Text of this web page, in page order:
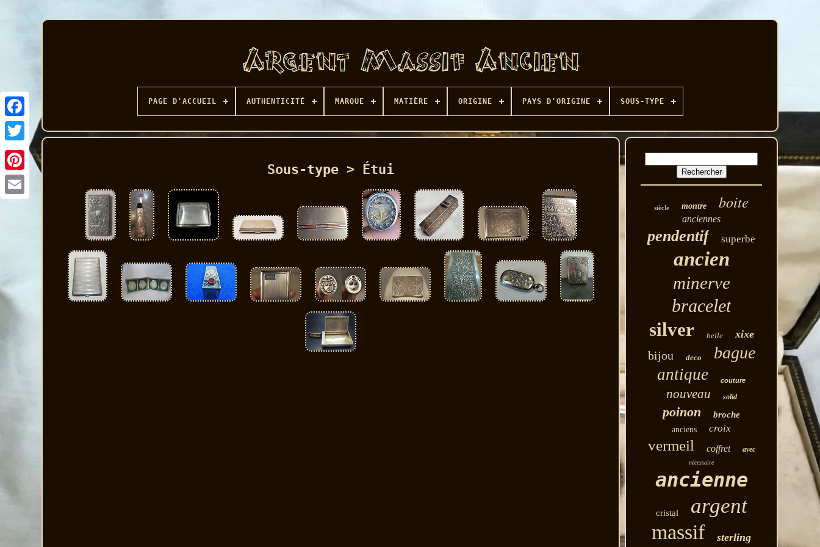
Facebook
PAGE D'ACCUEIL AUTHENTICITÉ MARQUE MATIÈRE ORIGINE PAYS D'ORIGINE SOUS-TYPE
Sous-type > Étui
siècle montre boite
anciennes
pendentif superbe
ancien
minerve
bracelet
silver belle xixe
bijou deco bague
antique couture
nouveau solid
poinon broche
anciens croix
vermeil coffret avec
nécessaire
ancienne
cristal argent
massif sterling